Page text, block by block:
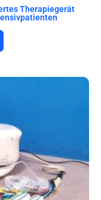
Therapiegerät